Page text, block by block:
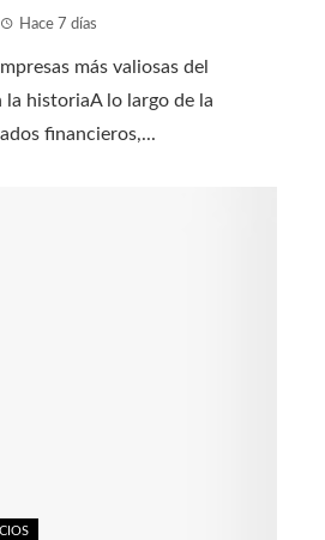
Hace 7 días
más valiosas del
historiaA lo largo de la
financieros,...